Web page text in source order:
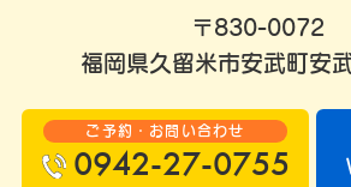
〒830-0072
福岡県久留米市安武町安
ご予約・お問い合わせ
0942-27-0755